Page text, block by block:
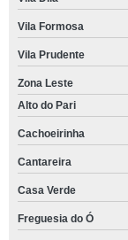
Vila Formosa
Vila Prudente
Zona Leste
Alto do Pari
Cachoeirinha
Cantareira
Casa Verde
Freguesia do Ó